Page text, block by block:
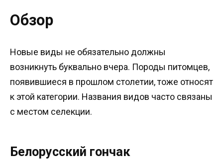
Обзор
Новые виды не обязательно должны
возникнуть буквально вчера. Породы питомцев,
появившиеся в прошлом столетии, тоже относят
к этой категории. Названия видов часто связаны
с местом селекции.
Белорусский гончак